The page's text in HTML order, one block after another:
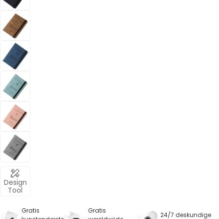
Design
Tool
Gratis
Gratis
24/7 deskundige